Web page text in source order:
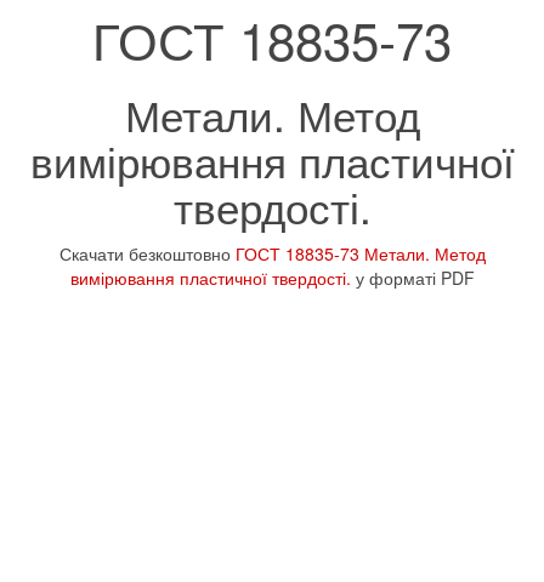
ГОСТ 18835-73
Метали. Метод
вимірювання пластичної
твердості.
Скачати безкоштовно ГОСТ 18835-73 Метали. Метод
вимірювання пластичної твердості. у форматі PDF